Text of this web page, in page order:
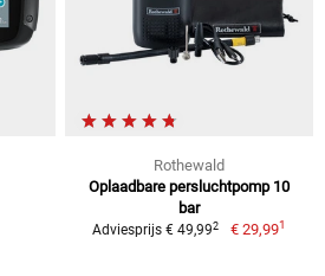
Rothewald
Oplaadbare persluchtpomp 10
bar
Adviesprijs € 49,992 € 29,991